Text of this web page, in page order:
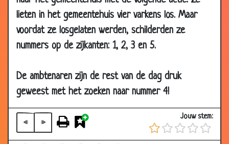
lieten in het gemeentehuis vier varkens los. Maar
voordat ze losgelaten werden, schilderden ze
nummers op de zijkanten: 1, 2, 3 en 5.
De ambtenaren zijn de rest van de dag druk
geweest met het zoeken naar nummer 4!
« »
Jouw stem:
May
2013
Watervoorziening in een legerkamp
19 Apr
De nieuwe chauffeur
29 Mar
2013
Sollicitatie gesprek
29 Mar
2013
Slimme student 3.64
29 Mar De drie kleuren van de vlag 3.15